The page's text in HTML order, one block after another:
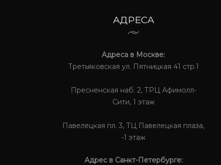
АДРЕСА
Адреса в Москве:
Третьяковская ул. Пятницкая 41 стр.1
Пресненская наб. 2, ТРЦ Афимолл-
Сити, 1 этаж
Павелецкая пл. 3, ТЦ Павелецкая плаза,
-1 этаж
Адрес в Санкт-Петербурге: